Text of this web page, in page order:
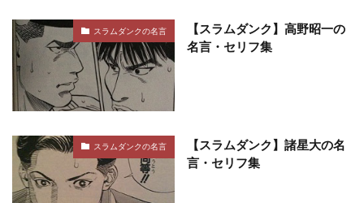
スラムダンクの名言
【スラムダンク】高野昭一の
名言・セリフ集
スラムダンクの名言
【スラムダンク】諸星大の名
言・セリフ集